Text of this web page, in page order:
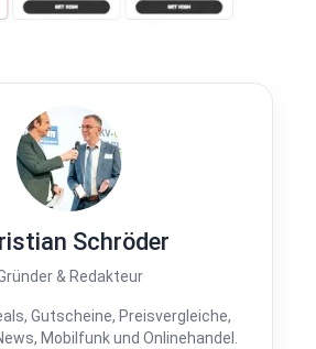
Schröder
& Redakteur
Gutscheine, Preisvergleiche,
Mobilfunk und Onlinehandel.